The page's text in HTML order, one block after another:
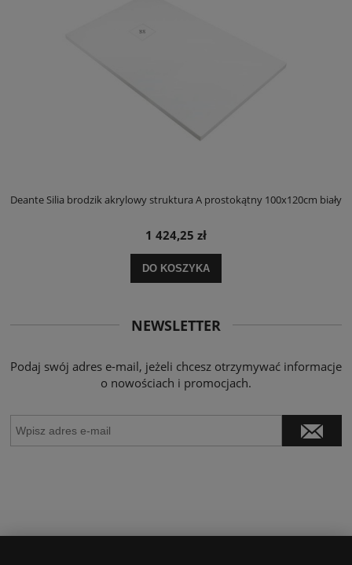
Deante Silia brodzik akrylowy struktura A prostokątny 100x120cm biały
1 424,25 zł
DO KOSZYKA
NEWSLETTER
Podaj swój adres e-mail, jeżeli chcesz otrzymywać informacje
o nowościach i promocjach.